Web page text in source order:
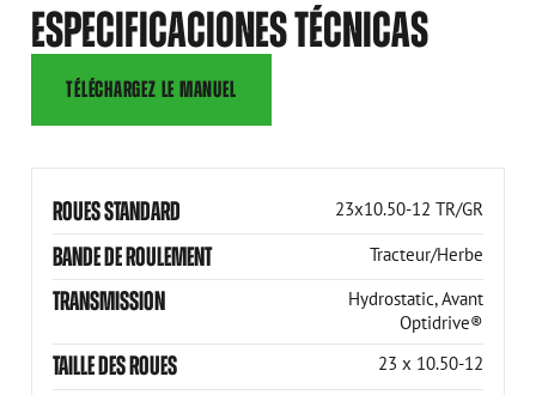
ESPECIFICACIONES TÉCNICAS
TÉLÉCHARGEZ LE MANUEL
ROUES STANDARD 23x10.50-12 TR/GR
BANDE DE ROULEMENT Tracteur/Herbe
TRANSMISSION
Hydrostatic, Avant
Optidrive®
TAILLE DES ROUES 23 x 10.50-12